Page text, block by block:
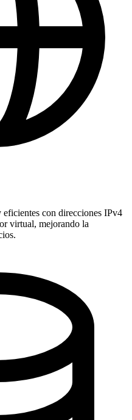
eficientes con direcciones IPv4
virtual, mejorando la